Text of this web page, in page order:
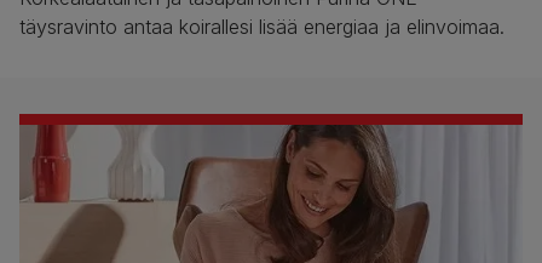
täysravinto antaa koirallesi lisää energiaa ja elinvoimaa.